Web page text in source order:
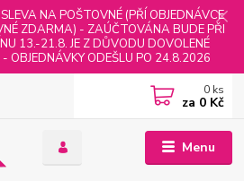
NA POŠTOVNÉ (PŘÍ OBJEDNÁVCE
ZDARMA) - ZAÚČTOVÁNA BUDE PŘI
13.-21.8. JE Z DŮVODU DOVOLENÉ
OBJEDNÁVKY ODEŠLU PO 24.8.2026
Menu
0 ks
za 0 Kč